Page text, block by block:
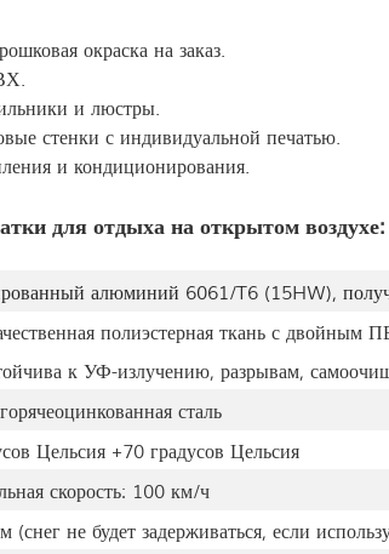
окраска на заказ.
и люстры.
стенки с индивидуальной печатью.
и кондиционирования.
для отдыха на открытом воздухе:
алюминий 6061/T6 (15HW),
полиэстерная ткань с
к УФ-излучению, разрывам,
сталь
Цельсия +70 градусов Цельсия
скорость: 100 км/ч
(снег не будет задерживаться, если